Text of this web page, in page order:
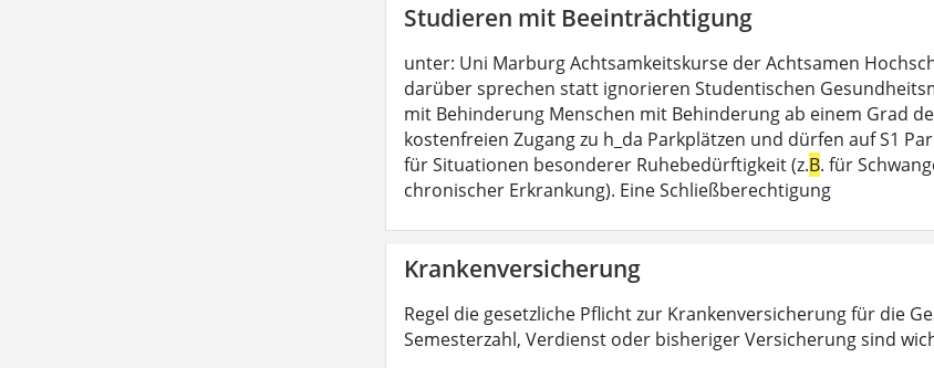
Studieren mit Beeinträchtigung
unter: Uni Marburg Achtsamkeitskurse der Achtsamen
darüber sprechen statt ignorieren Studentischen
mit Behinderung Menschen mit Behinderung ab einem Grad
kostenfreien Zugang zu h_da Parkplätzen und dürfen auf S1
für Situationen besonderer Ruhebedürftigkeit (z.B. für
chronischer Erkrankung). Eine Schließberechtigung
Krankenversicherung
Regel die gesetzliche Pflicht zur Krankenversicherung für die
Semesterzahl, Verdienst oder bisheriger Versicherung sind